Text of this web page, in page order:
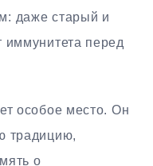
даже старый и
иммунитета перед
особое место. Он
традицию,
о